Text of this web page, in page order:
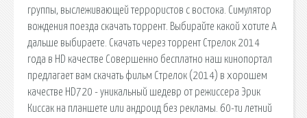
группы, выслеживающей террористов с востока. Симулятор
вождения поезда скачать торрент. Выбирайте какой хотите А
дальше выбираете. Скачать через торрент Стрелок 2014
года в HD качестве Совершенно бесплатно наш кинопортал
предлагает вам скачать фильм Стрелок (2014) в хорошем
качестве HD720 - уникальный шедевр от режиссера Эрик
Киссак на планшете или андроид без рекламы. 60-ти летний